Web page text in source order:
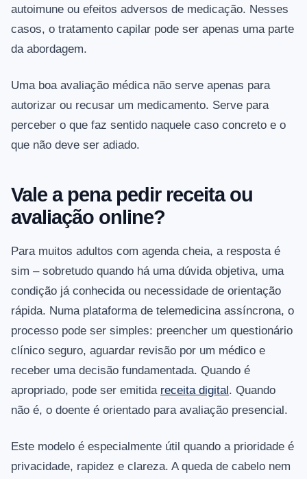
autoimune ou efeitos adversos de medicação. Nesses
casos, o tratamento capilar pode ser apenas uma parte
da abordagem.
Uma boa avaliação médica não serve apenas para
autorizar ou recusar um medicamento. Serve para
perceber o que faz sentido naquele caso concreto e o
que não deve ser adiado.
Vale a pena pedir receita ou
avaliação online?
Para muitos adultos com agenda cheia, a resposta é
sim – sobretudo quando há uma dúvida objetiva, uma
condição já conhecida ou necessidade de orientação
rápida. Numa plataforma de telemedicina assíncrona, o
processo pode ser simples: preencher um questionário
clínico seguro, aguardar revisão por um médico e
receber uma decisão fundamentada. Quando é
apropriado, pode ser emitida receita digital. Quando
não é, o doente é orientado para avaliação presencial.
Este modelo é especialmente útil quando a prioridade é
privacidade, rapidez e clareza. A queda de cabelo nem